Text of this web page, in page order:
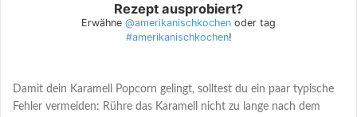
Rezept ausprobiert?
Erwähne @amerikanischkochen oder tag
#amerikanischkochen!
Damit dein Karamell Popcorn gelingt, solltest du ein paar typische
Fehler vermeiden: Rühre das Karamell nicht zu lange nach dem